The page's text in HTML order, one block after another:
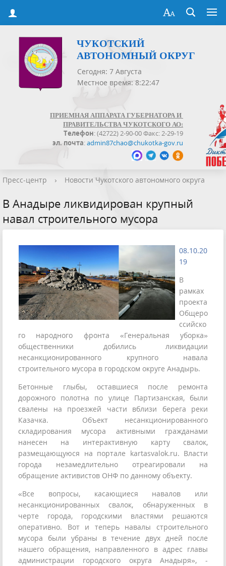
ЧУКОТСКИЙ
АВТОНОМНЫЙ ОКРУГ
Сегодня: 7 Августа
Местное время: 8:22:47
ПРИЕМНАЯ АППАРАТА ГУБЕРНАТОРА И
ПРАВИТЕЛЬСТВА ЧУКОТСКОГО АО:
Телефон: (42722) 2-90-00 Факс: 2-29-19
эл. почта:admin87chao@chukotka-gov.ru
Пресс-центр › Новости Чукотского автономного округа
В Анадыре ликвидирован крупный
навал строительного мусора
08.10.20
19
В
рамках
проекта
Общеро
ссийско
го народного фронта «Генеральная уборка»
общественники добились ликвидации
несанкционированного крупного навала
строительного мусора в городском округе Анадырь.
Бетонные глыбы, оставшиеся после ремонта
дорожного полотна по улице Партизанская, были
свалены на проезжей части вблизи берега реки
Казачка. Объект несанкционированного
складирования мусора активными гражданами
нанесен на интерактивную карту свалок,
размещающуюся на портале kartasvalok.ru. Власти
города незамедлительно отреагировали на
обращение активистов ОНФ по данному объекту.
«Все вопросы, касающиеся навалов или
несанкционированных свалок, обнаруженных в
черте города, городскими властями решаются
оперативно. Вот и теперь навалы строительного
мусора были убраны в течение двух дней после
нашего обращения, направленного в адрес главы
администрации городского округа Анадыря», -